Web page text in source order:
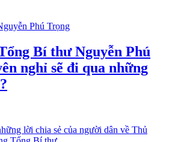
Bí thư Nguyễn Phú
nghỉ sẽ đi qua những